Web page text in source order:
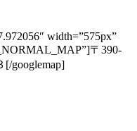
width=”575px”
〒390-
googlemap]